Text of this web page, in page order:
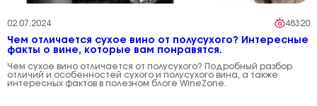
02.07.2024 48320
Чем отличается сухое вино от полусухого? Интересные
факты о вине, которые вам понравятся.
Чем сухое вино отличается от полусухого? Подробный разбор
отличий и особенностей сухого и полусухого вина, а также
интересных фактов в полезном блоге WineZone.